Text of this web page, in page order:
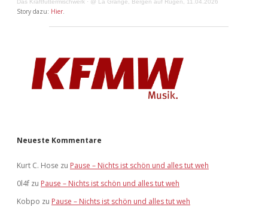
Das Kraftfuttermischwerk · @ La Grange, Bergen auf Rügen, 11.04.2026
Story dazu: Hier.
Neueste Kommentare
Kurt C. Hose zu Pause – Nichts ist schön und alles tut weh
0l4f zu Pause – Nichts ist schön und alles tut weh
Kobpo zu Pause – Nichts ist schön und alles tut weh